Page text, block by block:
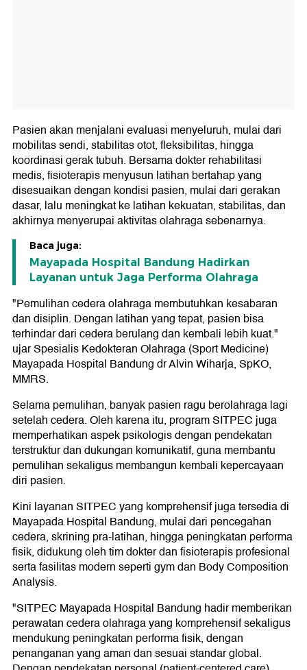
Pasien akan menjalani evaluasi menyeluruh, mulai dari
mobilitas sendi, stabilitas otot, fleksibilitas, hingga
koordinasi gerak tubuh. Bersama dokter rehabilitasi
medis, fisioterapis menyusun latihan bertahap yang
disesuaikan dengan kondisi pasien, mulai dari gerakan
dasar, lalu meningkat ke latihan kekuatan, stabilitas, dan
akhirnya menyerupai aktivitas olahraga sebenarnya.
Baca juga:
Mayapada Hospital Bandung Hadirkan
Layanan untuk Jaga Performa Olahraga
"Pemulihan cedera olahraga membutuhkan kesabaran
dan disiplin. Dengan latihan yang tepat, pasien bisa
terhindar dari cedera berulang dan kembali lebih kuat."
ujar Spesialis Kedokteran Olahraga (Sport Medicine)
Mayapada Hospital Bandung dr Alvin Wiharja, SpKO,
MMRS.
Selama pemulihan, banyak pasien ragu berolahraga lagi
setelah cedera. Oleh karena itu, program SITPEC juga
memperhatikan aspek psikologis dengan pendekatan
terstruktur dan dukungan komunikatif, guna membantu
pemulihan sekaligus membangun kembali kepercayaan
diri pasien.
Kini layanan SITPEC yang komprehensif juga tersedia di
Mayapada Hospital Bandung, mulai dari pencegahan
cedera, skrining pra-latihan, hingga peningkatan performa
fisik, didukung oleh tim dokter dan fisioterapis profesional
serta fasilitas modern seperti gym dan Body Composition
Analysis.
"SITPEC Mayapada Hospital Bandung hadir memberikan
perawatan cedera olahraga yang komprehensif sekaligus
mendukung peningkatan performa fisik, dengan
penanganan yang aman dan sesuai standar global.